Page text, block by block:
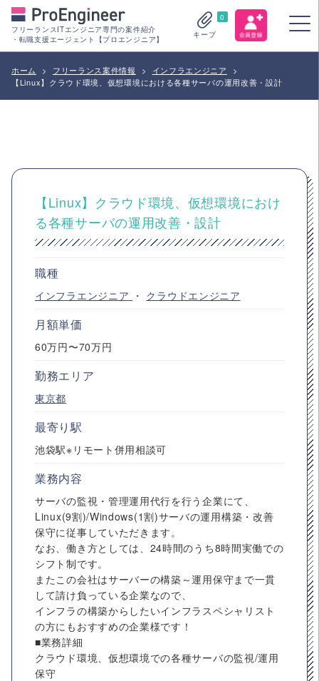
フリーランスITエンジニア専門の案件紹介
・転職支援エージェント【プロエンジニア】
0
キープ
ホーム > フリーランス案件情報 > インフラエンジニア
>
【Linux】クラウド環境、仮想環境における各種サーバの運用改善・設計
【Linux】クラウド環境、仮想環境におけ
る各種サーバの運用改善・設計
職種
インフラエンジニア ・ クラウドエンジニア
月額単価
60万円〜70万円
勤務エリア
東京都
最寄り駅
池袋駅※リモート併用相談可
業務内容
サーバの監視・管理運用代行を行う企業にて、
Linux(9割)/Windows(1割)サーバの運用構築・改善
保守に従事していただきます。
なお、働き方としては、24時間のうち8時間実働での
シフト制です。
またこの会社はサーバーの構築～運用保守まで一貫
して請け負っている企業なので、
インフラの構築からしたいインフラスペシャリスト
の方にもおすすめの企業様です！
■業務詳細
クラウド環境、仮想環境での各種サーバの監視/運用
保守